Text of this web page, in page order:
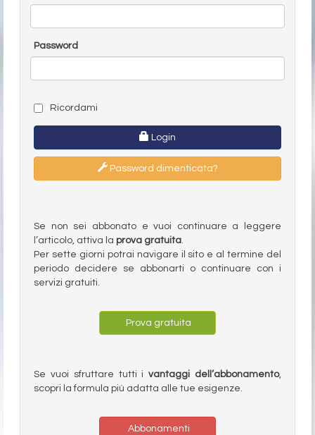
Password
Ricordami
Login
Password dimenticata?
Se non sei abbonato e vuoi continuare a leggere
l’articolo, attiva la prova gratuita.
Per sette giorni potrai navigare il sito e al termine del
periodo decidere se abbonarti o continuare con i
servizi gratuiti.
Prova gratuita
Se vuoi sfruttare tutti ivantaggi dell’abbonamento,
scopri la formula più adatta alle tue esigenze.
Abbonamenti